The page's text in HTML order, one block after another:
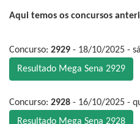
Aqui temos os concursos
Concurso: 2929 - 18/10/2025 -
Resultado Mega Sena 2929
Concurso: 2928 - 16/10/2025 -
Resultado Mega Sena 2928